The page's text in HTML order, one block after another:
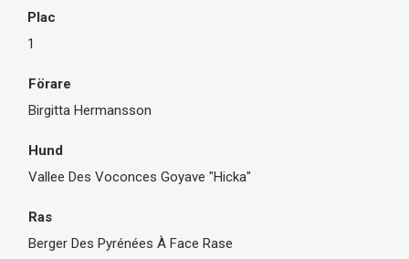
1
Birgitta Hermansson
Vallee Des Voconces Goyave "Hicka"
Berger Des Pyrénées À Face Rase